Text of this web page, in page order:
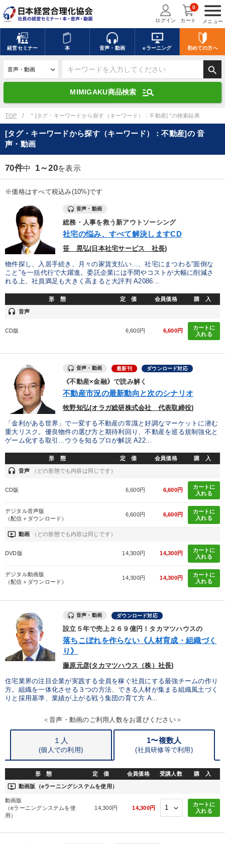
menu
メニュー
ログイン カート
0
経営セミナー 本 音声・動画 eラーニング 初めての方へ
search
MIMIGAKU商品検索 manage_search
キーワードを入力して探す
デジタル版対応のみ検索結果に表示する
search 上記の条件で検索
mic 講演収録物を探す
全国経営者セミナー講演収録物（全1315タイトル）からお探しいただけ
ます
優秀各社の智恵と戦略 事業家のロマンと経営
若手異才経営者の発想 専門家のアドバイス
リーダーの器量を学ぶ
テーマ
数字・税務・決算書 大竹愼一書籍
最新刊・戦略参謀ChatGPT実戦法と中小企業のDXと講話ご案内
歴史・古典に学ぶ実務講話
2026年春季全国経営者セミナー収録講演ＣＤ・講演ＤＶＤ・デジ
タル版（音声／動画ストリーミング・ダウンロード）
《強い財務を実践する経営者》講話４選
業種
IT・サービス・金融業 コンサルタント 専門家
キーワード
お金の授業
推薦
※「更新」を押すと「テーマ」「キーワード」を更新いただけます。
経営音声・動画を探す refresh 更新する
全国経営者セミナー収録物以外の経営教材（全761タイトル）からお探
カテゴリー
大竹愼一書籍 「儲けの本質」を突く
【2026年7月】音声・映像ご案内商品 資産戦略
オーナー社長の「現場力の経営」＋現場の「儲ける力」をさらに
高める教材２選
数字・税務・決算書
2026年春季全国経営者セミナー収録講演ＣＤ・講演ＤＶＤ・デジ
タル版（音声／動画ストリーミング・ダウンロード）
TOP " [タグ・キーワードから探す（キーワード）：不動産] "の検索結果
[タグ・キーワードから探す（キーワード）：不動産]の 音
声・動画
70件中 1～20を表示
※価格はすべて税込み(10%)です
音声・動画
総務・人事を救う新アウトソーシング
社宅の悩み、すべて解決しますCD
笹 晃弘(日本社宅サービス 社長)
物件探し、入居手続き、月々の家賃支払い…、社宅にまつわる“面倒な
こと”を一括代行で大躍進。委託企業には手間やコストが大幅に削減さ
れる上、社員満足も大きく高まると大評判 A2086...
形 態 定 価 会員価格 購 入
headset 音声
CD版 6,600円 6,600円
カートに
入れる
音声・動画 最新刊 ダウンロード対応
《不動産×金融》で読み解く
不動産市況の最新動向と次のシナリオ
牧野知弘(オラガ総研株式会社 代表取締役)
「金利がある世界」で一変する不動産の常識と好調なマーケットに潜む
重大リスク。優良物件の選び方と期待利回り、不動産を巡る規制強化と
ゲーム化する取引…ウラを知るプロが解説 A22...
形 態 定 価 会員価格 購 入
headset 音声 （どの形態でも内容は同じです）
CD版 6,600円 6,600円
カートに
入れる
デジタル音声版
（配信＋ダウンロード）
6,600円 6,600円
カートに
入れる
ondemand_video 動画 （どの形態でも内容は同じです）
DVD版 14,300円 14,300円
カートに
入れる
デジタル動画版
（配信＋ダウンロード）
14,300円 14,300円
カートに
入れる
音声・動画 ダウンロード対応
設立５年で売上２６９億円！タカマツハウスの
落ちこぼれを作らない《人材育成・組織づく
り》
藤原元彦(タカマツハウス（株）社長)
住宅業界の注目企業が実践する全員を稼ぐ社員にする最強チームの作り
方。組織を一体化させる３つの方法、できる人材が集まる組織風土づく
りと採用基準、業績が上がる戦う集団の育て方 A...
＜音声・動画のご利用人数をお選びください＞
１人
(個人での利用)
1〜複数人
(社員研修等で利用)
形 態 定 価 会員価格 受講人数 購 入
ondemand_video 動画版（eラーニングシステムを使用）
動画版
（eラーニングシステムを使
用）
14,300円 14,300円
カートに
入れる